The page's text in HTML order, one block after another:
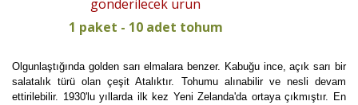
gönderilecek ürün
1 paket - 10 adet tohum
Olgunlaştığında golden sarı elmalara benzer. Kabuğu ince, açık sarı bir
salatalık türü olan çeşit Atalıktır. Tohumu alınabilir ve nesli devam
ettirilebilir. 1930'lu yıllarda ilk kez Yeni Zelanda'da ortaya çıkmıştır. En